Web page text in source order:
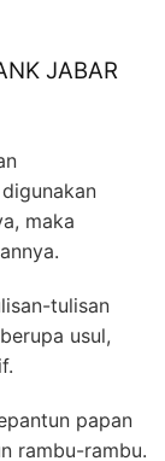
JABAR
maka
tulisan
usul,
papan
rambu-rambu.